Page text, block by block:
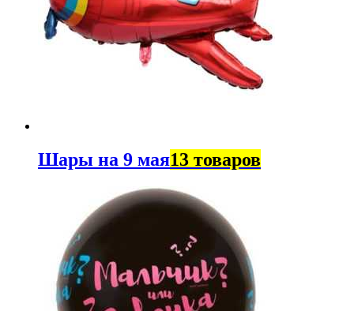
Шары на 9 мая13 товаров